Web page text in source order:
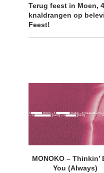
Terug feest in Moen,
knaldrangen op
Feest!
MONOKO – Thinkin’
You (Always)